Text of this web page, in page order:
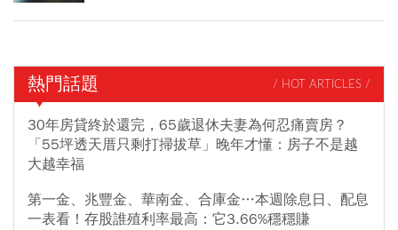
熱門話題 / HOT ARTICLES /
30年房貸終於還完，65歲退休夫妻為何忍痛賣房？
「55坪透天厝只剩打掃拔草」晚年才懂：房子不是越
大越幸福
第一金、兆豐金、華南金、合庫金…本週除息日、配息
一表看！存股誰殖利率最高：它3.66%穩穩賺